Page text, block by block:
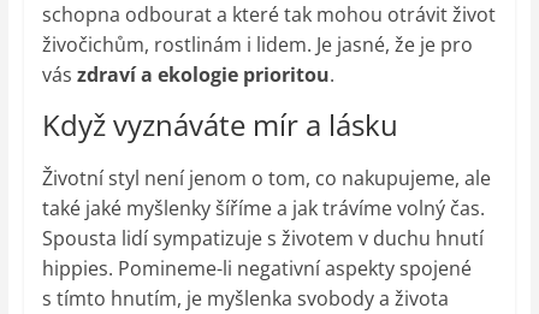
schopna odbourat a které tak mohou otrávit život
živočichům, rostlinám i lidem. Je jasné, že je pro
vás zdraví a ekologie prioritou.
Když vyznáváte mír a lásku
Životní styl není jenom o tom, co nakupujeme, ale
také jaké myšlenky šíříme a jak trávíme volný čas.
Spousta lidí sympatizuje s životem v duchu hnutí
hippies. Pomineme-li negativní aspekty spojené
s tímto hnutím, je myšlenka svobody a života